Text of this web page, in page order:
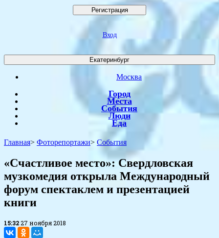
Регистрация
Вход
Екатеринбург
Москва
Город
Места
События
Люди
Еда
Главная> Фоторепортажи> События
«Счастливое место»: Свердловская
музкомедия открыла Международный
форум спектаклем и презентацией
книги
15:3227 ноября 2018